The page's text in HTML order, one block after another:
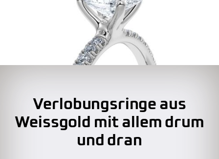
Verlobungsringe aus
Weissgold mit allem drum
und dran